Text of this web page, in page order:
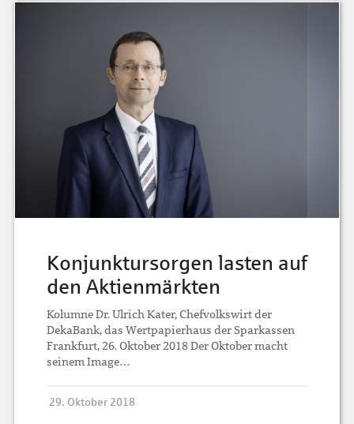
Konjunktursorgen lasten auf
den Aktienmärkten
Kolumne Dr. Ulrich Kater, Chefvolkswirt der
DekaBank, das Wertpapierhaus der Sparkassen
Frankfurt, 26. Oktober 2018 Der Oktober macht
seinem Image…
29. Oktober 2018